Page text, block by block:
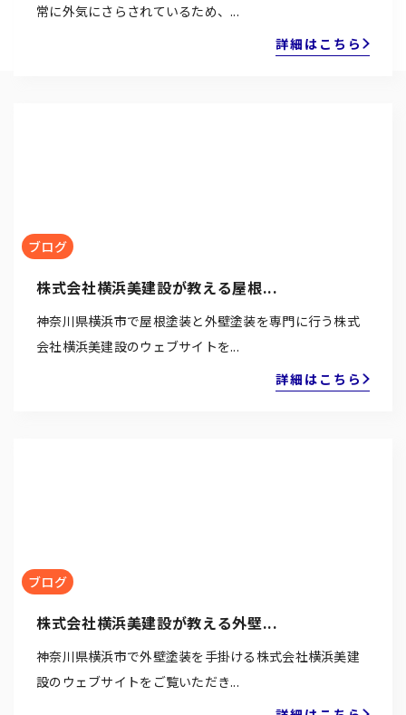
常に外気にさらされているため、...
詳細はこちら
ブログ
株式会社横浜美建設が教える屋根...
神奈川県横浜市で屋根塗装と外壁塗装を専門に行う株式
会社横浜美建設のウェブサイトを...
詳細はこちら
ブログ
株式会社横浜美建設が教える外壁...
神奈川県横浜市で外壁塗装を手掛ける株式会社横浜美建
設のウェブサイトをご覧いただき...